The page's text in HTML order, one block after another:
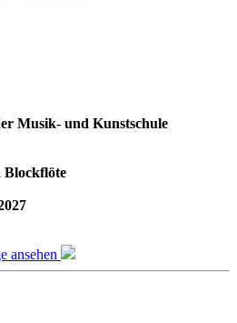
Musik- und Kunstschule
Blockflöte
ansehen